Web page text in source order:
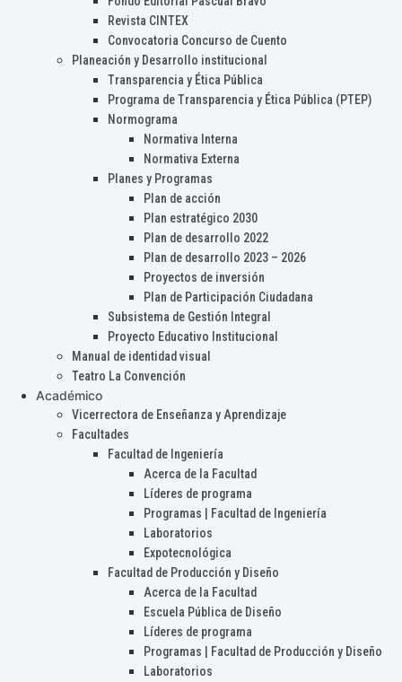
Revista CINTEX
Convocatoria Concurso de Cuento
Planeación y Desarrollo institucional
Transparencia y Ética Pública
Programa de Transparencia y Ética Pública (PTEP)
Normograma
Normativa Interna
Normativa Externa
Planes y Programas
Plan de acción
Plan estratégico 2030
Plan de desarrollo 2022
Plan de desarrollo 2023 – 2026
Proyectos de inversión
Plan de Participación Ciudadana
Subsistema de Gestión Integral
Proyecto Educativo Institucional
Manual de identidad visual
Teatro La Convención
Académico
Vicerrectora de Enseñanza y Aprendizaje
Facultades
Facultad de Ingeniería
Acerca de la Facultad
Líderes de programa
Programas | Facultad de Ingeniería
Laboratorios
Expotecnológica
Facultad de Producción y Diseño
Acerca de la Facultad
Escuela Pública de Diseño
Líderes de programa
Programas | Facultad de Producción y Diseño
Laboratorios